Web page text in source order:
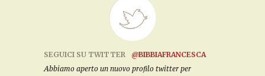
SEGUICI SU TWITTER
@BIBBIAFRANCESCA
Abbiamo aperto un nuovo profilo twitter per